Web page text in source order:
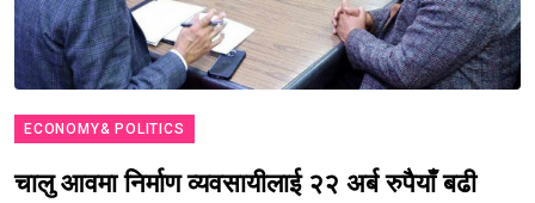
ECONOMY& POLITICS
चालु आवमा निर्माण व्यवसायीलाई २२ अर्ब रुपैयाँ बढी